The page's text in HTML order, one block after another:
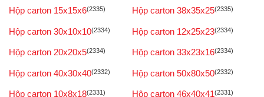
Hộp carton 15x15x6(2335) Hộp carton 38x35x25(2335)
Hộp carton 30x10x10(2334) Hộp carton 12x25x23(2334)
Hộp carton 20x20x5(2334) Hộp carton 33x23x16(2334)
Hộp carton 40x30x40(2332) Hộp carton 50x80x50(2332)
Hộp carton 10x8x18(2331) Hộp carton 46x40x41(2331)